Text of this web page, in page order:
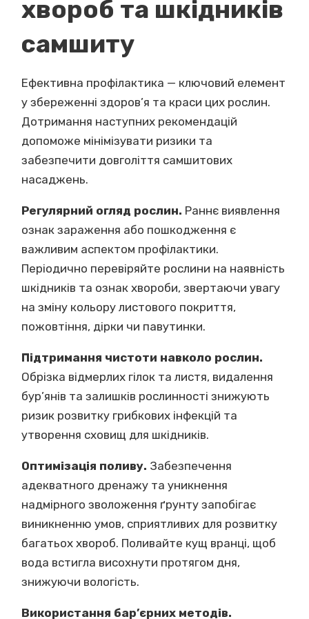
хвороб та шкідників
самшиту
Ефективна профілактика — ключовий елемент
у збереженні здоров’я та краси цих рослин.
Дотримання наступних рекомендацій
допоможе мінімізувати ризики та
забезпечити довголіття самшитових
насаджень.
Регулярний огляд рослин. Раннє виявлення
ознак зараження або пошкодження є
важливим аспектом профілактики.
Періодично перевіряйте рослини на наявність
шкідників та ознак хвороби, звертаючи увагу
на зміну кольору листового покриття,
пожовтіння, дірки чи павутинки.
Підтримання чистоти навколо рослин.
Обрізка відмерлих гілок та листя, видалення
бур’янів та залишків рослинності знижують
ризик розвитку грибкових інфекцій та
утворення сховищ для шкідників.
Оптимізація поливу. Забезпечення
адекватного дренажу та уникнення
надмірного зволоження ґрунту запобігає
виникненню умов, сприятливих для розвитку
багатьох хвороб. Поливайте кущ вранці, щоб
вода встигла висохнути протягом дня,
знижуючи вологість.
Використання бар’єрних методів.